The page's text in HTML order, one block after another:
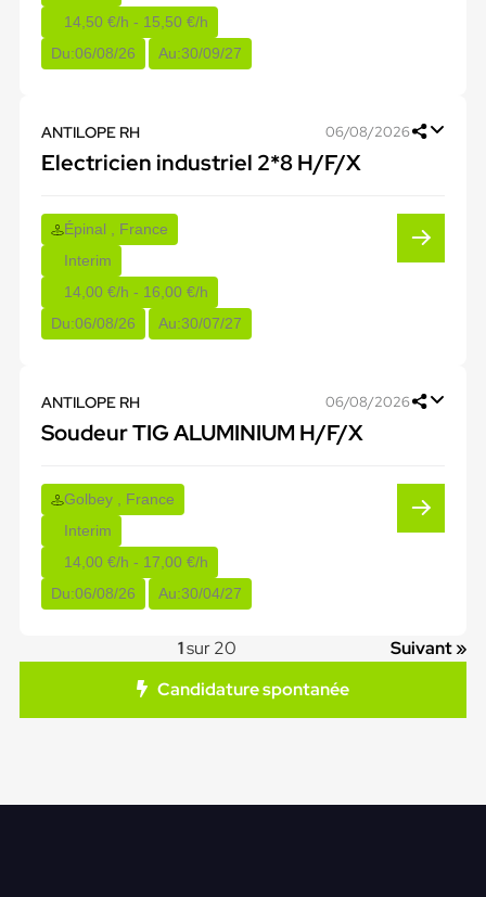
14,50 €/h - 15,50 €/h
Du:06/08/26 Au:30/09/27
ANTILOPE RH 06/08/2026
Electricien industriel 2*8 H/F/X
Épinal , France
Interim
14,00 €/h - 16,00 €/h
Du:06/08/26 Au:30/07/27
ANTILOPE RH 06/08/2026
Soudeur TIG ALUMINIUM H/F/X
Golbey , France
Interim
14,00 €/h - 17,00 €/h
Du:06/08/26 Au:30/04/27
1sur 20
Suivant »
Candidature spontanée